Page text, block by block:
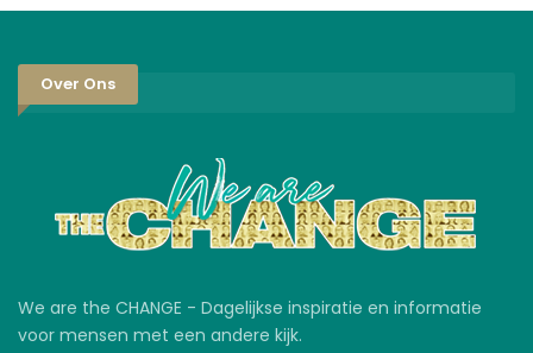
Over Ons
We are the CHANGE - Dagelijkse inspiratie en informatie
voor mensen met een andere kijk.